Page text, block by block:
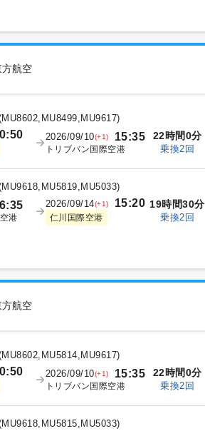
航空
MU8602,MU8499,MU9617)
2026/09/10(+1) 15:35
トリブバン国際空港
22時間0分
乗換2回
MU9618,MU5819,MU5033)
港
2026/09/14(+1) 15:20
仁川国際空港
19時間30分
乗換2回
航空
MU8602,MU5814,MU9617)
2026/09/10(+1) 15:35
トリブバン国際空港
22時間0分
乗換2回
MU9618,MU5815,MU5033)